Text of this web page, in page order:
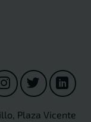
Plaza Vicente